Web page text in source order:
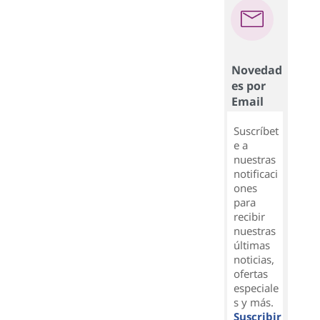
Novedad
es por
Email
Suscríbet
e a
nuestras
notificaci
ones
para
recibir
nuestras
últimas
noticias,
ofertas
especiale
s y más.
Suscribir